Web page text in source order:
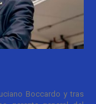
Boccardo y tras